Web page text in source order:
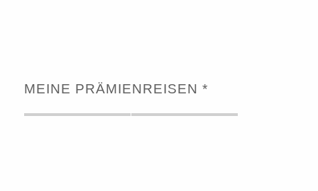
MEINE PRÄMIENREISEN *